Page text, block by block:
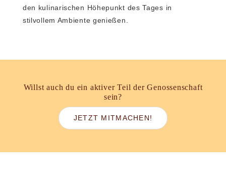
den kulinarischen Höhepunkt des Tages in
stilvollem Ambiente genießen.
Willst auch du ein aktiver Teil der Genossenschaft
sein?
JETZT MITMACHEN!